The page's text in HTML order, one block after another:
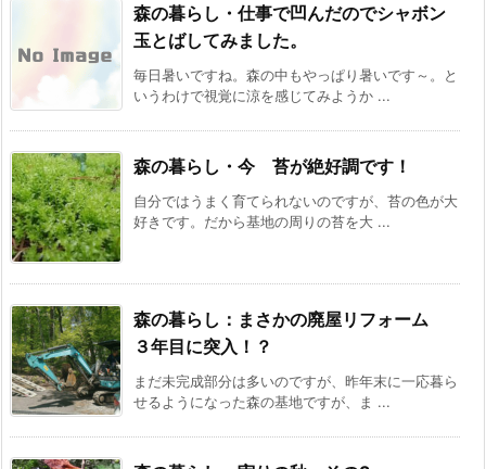
森の暮らし・仕事で凹んだのでシャボン
玉とばしてみました。
毎日暑いですね。森の中もやっぱり暑いです～。と
いうわけで視覚に涼を感じてみようか ...
森の暮らし・今 苔が絶好調です！
自分ではうまく育てられないのですが、苔の色が大
好きです。だから基地の周りの苔を大 ...
森の暮らし：まさかの廃屋リフォーム
３年目に突入！？
まだ未完成部分は多いのですが、昨年末に一応暮ら
せるようになった森の基地ですが、ま ...